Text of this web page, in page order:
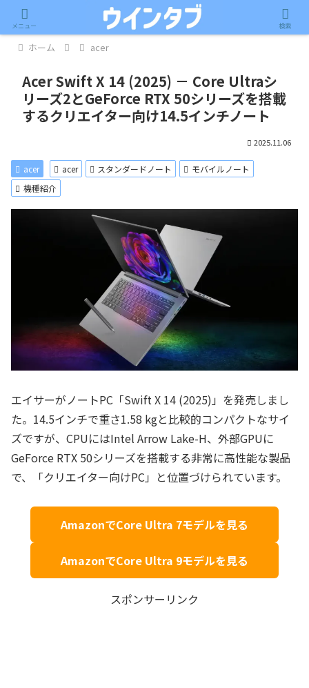
記事内に広告が含まれています。
ホーム acer
Acer Swift X 14 (2025) － Core Ultraシ
リーズ2とGeForce RTX 50シリーズを搭載
するクリエイター向け14.5インチノート
2025.11.06
acer acer スタンダードノート
モバイルノート
機種紹介
エイサーがノートPC「Swift X 14 (2025)」を発売しまし
た。14.5インチで重さ1.58 kgと比較的コンパクトなサイ
ズですが、CPUにはIntel Arrow Lake-H、外部GPUに
GeForce RTX 50シリーズを搭載する非常に高性能な製品
で、「クリエイター向けPC」と位置づけられています。
AmazonでCore Ultra 7モデルを見る
AmazonでCore Ultra 9モデルを見る
スポンサーリンク
メニュー 検索